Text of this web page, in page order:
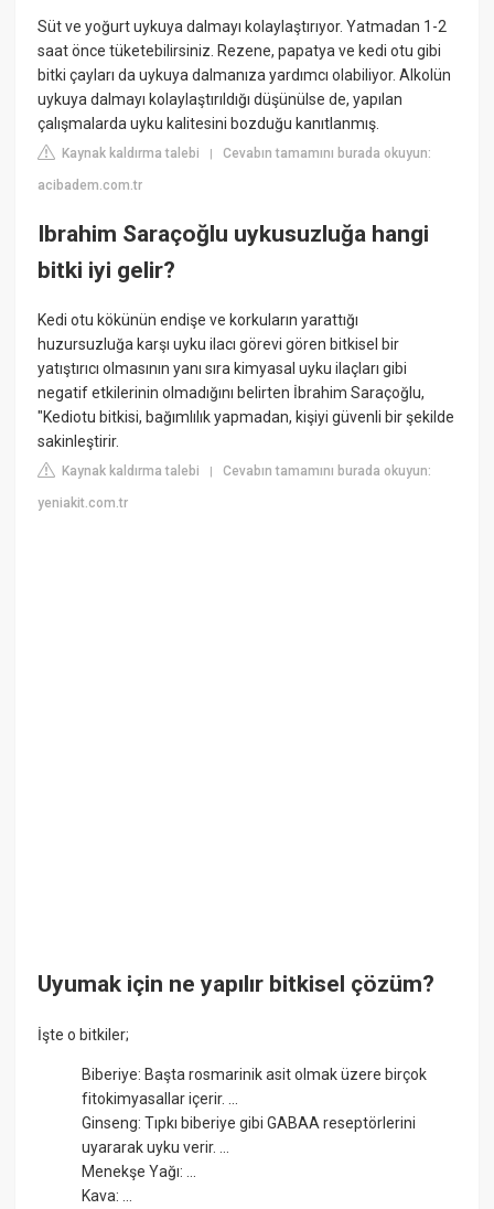
Süt ve yoğurt uykuya dalmayı kolaylaştırıyor. Yatmadan 1-2
saat önce tüketebilirsiniz. Rezene, papatya ve kedi otu gibi
bitki çayları da uykuya dalmanıza yardımcı olabiliyor. Alkolün
uykuya dalmayı kolaylaştırıldığı düşünülse de, yapılan
çalışmalarda uyku kalitesini bozduğu kanıtlanmış.
Kaynak kaldırma talebi |Cevabın tamamını burada okuyun:
acibadem.com.tr
Ibrahim Saraçoğlu uykusuzluğa hangi
bitki iyi gelir?
Kedi otu kökünün endişe ve korkuların yarattığı
huzursuzluğa karşı uyku ilacı görevi gören bitkisel bir
yatıştırıcı olmasının yanı sıra kimyasal uyku ilaçları gibi
negatif etkilerinin olmadığını belirten İbrahim Saraçoğlu,
"Kediotu bitkisi, bağımlılık yapmadan, kişiyi güvenli bir şekilde
sakinleştirir.
Kaynak kaldırma talebi |Cevabın tamamını burada okuyun:
yeniakit.com.tr
Uyumak için ne yapılır bitkisel çözüm?
İşte o bitkiler;
Biberiye: Başta rosmarinik asit olmak üzere birçok
fitokimyasallar içerir. ...
Ginseng: Tıpkı biberiye gibi GABAA reseptörlerini
uyararak uyku verir. ...
Menekşe Yağı: ...
Kava: ...